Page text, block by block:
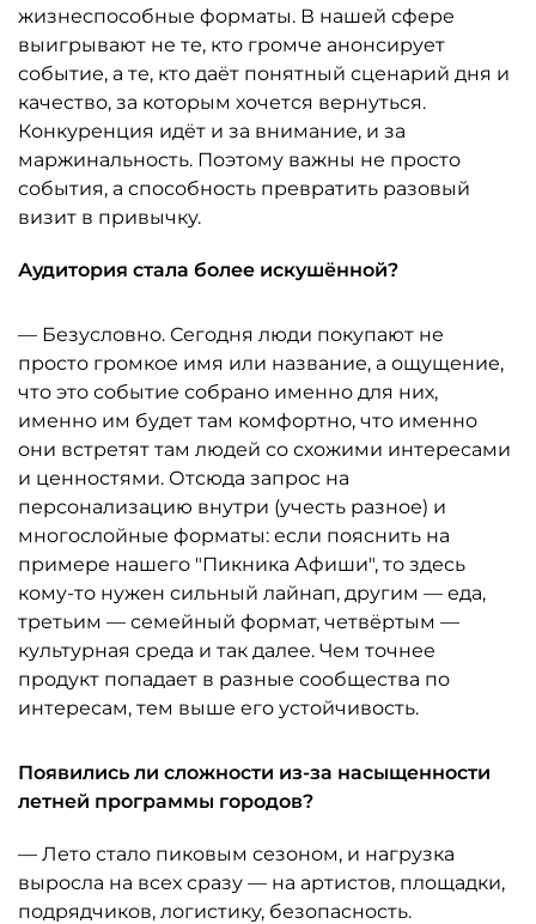
жизнеспособные форматы. В нашей сфере
выигрывают не те, кто громче анонсирует
событие, а те, кто даёт понятный сценарий дня и
качество, за которым хочется вернуться.
Конкуренция идёт и за внимание, и за
маржинальность. Поэтому важны не просто
события, а способность превратить разовый
визит в привычку.
Аудитория стала более искушённой?
— Безусловно. Сегодня люди покупают не
просто громкое имя или название, а ощущение,
что это событие собрано именно для них,
именно им будет там комфортно, что именно
они встретят там людей со схожими интересами
и ценностями. Отсюда запрос на
персонализацию внутри (учесть разное) и
многослойные форматы: если пояснить на
примере нашего "Пикника Афиши", то здесь
кому-то нужен сильный лайнап, другим — еда,
третьим — семейный формат, четвёртым —
культурная среда и так далее. Чем точнее
продукт попадает в разные сообщества по
интересам, тем выше его устойчивость.
Появились ли сложности из-за насыщенности
летней программы городов?
— Лето стало пиковым сезоном, и нагрузка
выросла на всех сразу — на артистов, площадки,
подрядчиков, логистику, безопасность.